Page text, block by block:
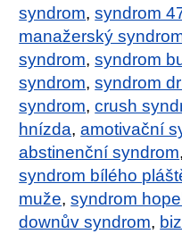
syndrom,syndrom
manažerský
syndrom,syndrom
syndrom,syndrom
syndrom,crush
hnízda,amotivační
abstinenční syndrom
syndrom bílého
muže,syndrom
downův syndrom,